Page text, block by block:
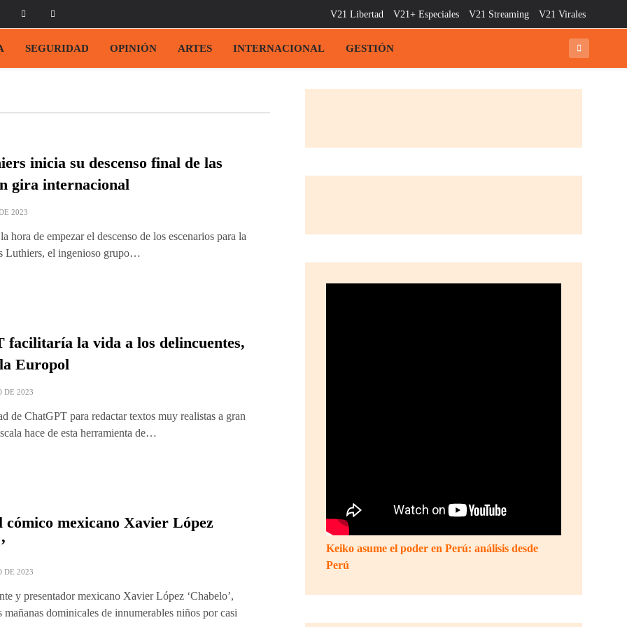
V21 Libertad V21+ Especiales V21 Streaming V21 Virales
SEGURIDAD OPINIÓN ARTES INTERNACIONAL GESTIÓN
inicia su descenso final de las
gira internacional
2023
hora de empezar el descenso de los escenarios para la
Luthiers, el ingenioso grupo…
facilitaría la vida a los delincuentes,
Europol
DE 2023
de ChatGPT para redactar textos muy realistas a gran
hace de esta herramienta de…
cómico mexicano Xavier López
DE 2023
y presentador mexicano Xavier López ‘Chabelo’,
mañanas dominicales de innumerables niños por casi
Keiko asume el poder en Perú: análisis desde
Perú